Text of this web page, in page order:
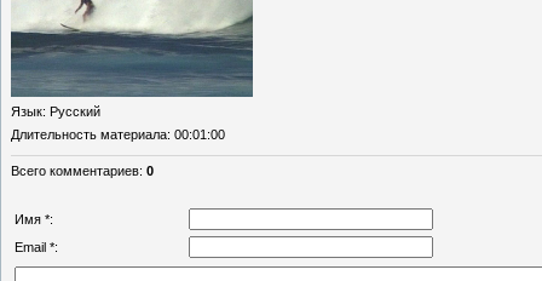
Язык: Русский
Длительность материала: 00:01:00
Всего комментариев: 0
Имя *:
Email *: